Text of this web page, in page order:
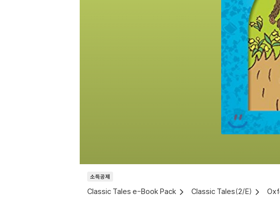
소득공제
Classic Tales e-Book Pack Classic Tales(2/E)